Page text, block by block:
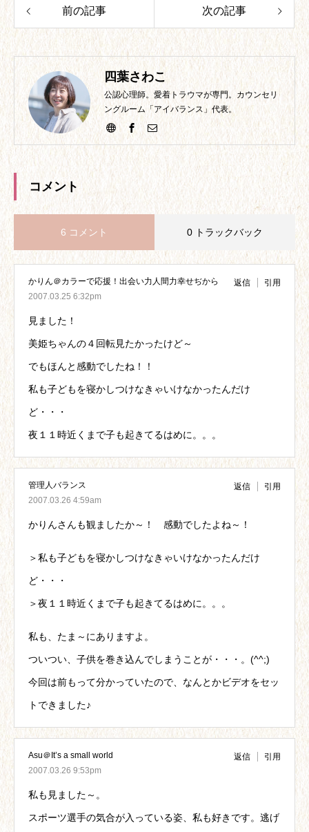
前の記事 次の記事
四葉さわこ
公認心理師。愛着トラウマが専門。カウンセリ
ングルーム「アイバランス」代表。
コメント
6 コメント 0 トラックバック
かりん＠カラーで応援！出会い力人間力幸せぢから
2007.03.25 6:32pm
返信 引用
見ました！
美姫ちゃんの４回転見たかったけど～
でもほんと感動でしたね！！
私も子どもを寝かしつけなきゃいけなかったんだけ
ど・・・
夜１１時近くまで子も起きてるはめに。。。
管理人バランス
2007.03.26 4:59am
返信 引用
かりんさんも観ましたか～！ 感動でしたよね～！
＞私も子どもを寝かしつけなきゃいけなかったんだけ
ど・・・
＞夜１１時近くまで子も起きてるはめに。。。
私も、たま～にありますよ。
ついつい、子供を巻き込んでしまうことが・・・。(^^;)
今回は前もって分かっていたので、なんとかビデオをセッ
トできました♪
Asu＠It’s a small world
2007.03.26 9:53pm
返信 引用
私も見ました～。
スポーツ選手の気合が入っている姿、私も好きです。逃げ